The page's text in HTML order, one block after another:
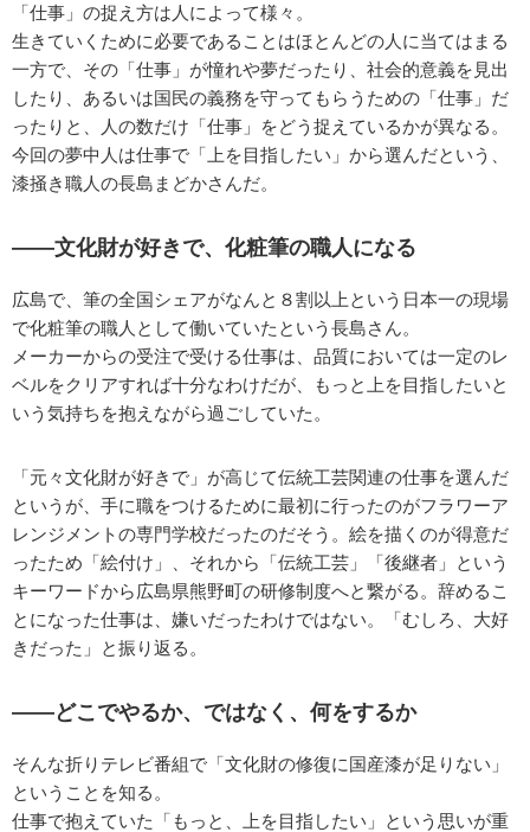
「仕事」の捉え方は人によって様々。
生きていくために必要であることはほとんどの人に当てはまる
一方で、その「仕事」が憧れや夢だったり、社会的意義を見出
したり、あるいは国民の義務を守ってもらうための「仕事」だ
ったりと、人の数だけ「仕事」をどう捉えているかが異なる。
今回の夢中人は仕事で「上を目指したい」から選んだという、
漆掻き職人の長島まどかさんだ。
——文化財が好きで、化粧筆の職人になる
広島で、筆の全国シェアがなんと８割以上という日本一の現場
で化粧筆の職人として働いていたという長島さん。
メーカーからの受注で受ける仕事は、品質においては一定のレ
ベルをクリアすれば十分なわけだが、もっと上を目指したいと
いう気持ちを抱えながら過ごしていた。
「元々文化財が好きで」が高じて伝統工芸関連の仕事を選んだ
というが、手に職をつけるために最初に行ったのがフラワーア
レンジメントの専門学校だったのだそう。絵を描くのが得意だ
ったため「絵付け」、それから「伝統工芸」「後継者」という
キーワードから広島県熊野町の研修制度へと繋がる。辞めるこ
とになった仕事は、嫌いだったわけではない。「むしろ、大好
きだった」と振り返る。
——どこでやるか、ではなく、何をするか
そんな折りテレビ番組で「文化財の修復に国産漆が足りない」
ということを知る。
仕事で抱えていた「もっと、上を目指したい」という思いが重